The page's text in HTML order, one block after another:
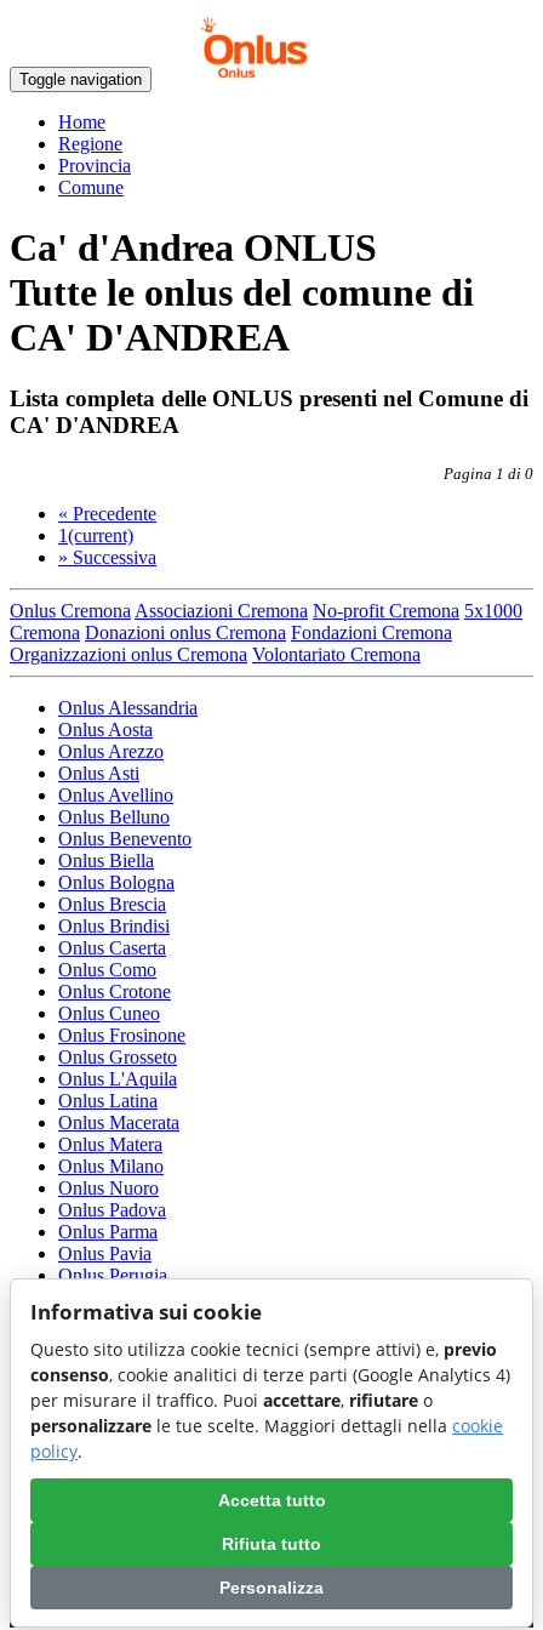
Toggle navigation
Home
Regione
Provincia
Comune
Ca' d'Andrea ONLUS
Tutte le onlus del comune di
CA' D'ANDREA
Lista completa delle ONLUS presenti nel Comune di
CA' D'ANDREA
Pagina 1 di 0
« Precedente
1(current)
» Successiva
Onlus Cremona Associazioni Cremona No-profit Cremona 5x1000
Cremona Donazioni onlus Cremona Fondazioni Cremona
Organizzazioni onlus Cremona Volontariato Cremona
Onlus Alessandria
Onlus Aosta
Onlus Arezzo
Onlus Asti
Onlus Avellino
Onlus Belluno
Onlus Benevento
Onlus Biella
Onlus Bologna
Onlus Brescia
Onlus Brindisi
Onlus Caserta
Onlus Como
Onlus Crotone
Onlus Cuneo
Onlus Frosinone
Onlus Grosseto
Onlus L'Aquila
Onlus Latina
Onlus Macerata
Onlus Matera
Onlus Milano
Onlus Nuoro
Onlus Padova
Onlus Parma
Onlus Pavia
Onlus Perugia
Onlus Pisa
Onlus Pistoia
Onlus Potenza
Onlus Ragusa
Onlus Ravenna
Onlus Reggio di Calabria
Onlus Reggio nell'Emilia
Preferenze cookie|Cookie policy|Accessibilita'|Privacy policy
Informativa sui cookie
Questo sito utilizza cookie tecnici (sempre attivi) e, previo
consenso, cookie analitici di terze parti (Google Analytics 4)
per misurare il traffico. Puoi accettare, rifiutare o
personalizzare le tue scelte. Maggiori dettagli nella cookie
policy.
Accetta tutto
Rifiuta tutto
Personalizza